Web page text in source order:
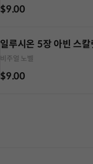
$9.00
일루시온 5장 아빈 스칼
비주얼 노벨
$9.00